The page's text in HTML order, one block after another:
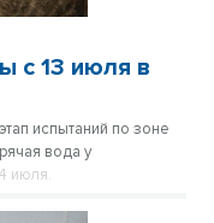
с 13 июля в
испытаний по зоне
вода у
июля.